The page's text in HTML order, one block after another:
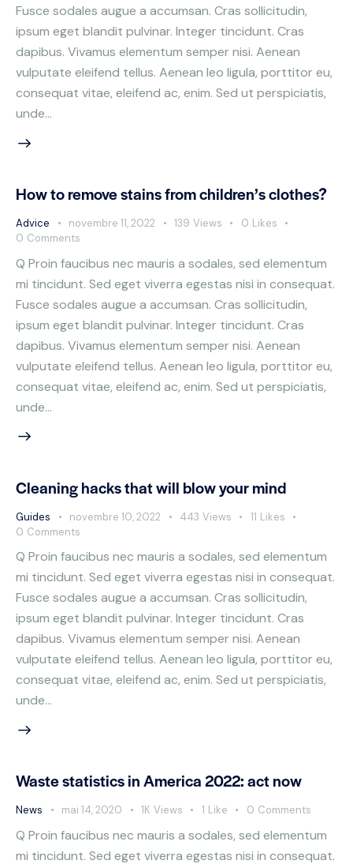
Fusce sodales augue a accumsan. Cras sollicitudin,
ipsum eget blandit pulvinar. Integer tincidunt. Cras
dapibus. Vivamus elementum semper nisi. Aenean
vulputate eleifend tellus. Aenean leo ligula, porttitor eu,
consequat vitae, eleifend ac, enim. Sed ut perspiciatis,
unde…
How to remove stains from children’s clothes?
Advice novembre 11, 2022 139 Views 0 Likes
0 Comments
Q Proin faucibus nec mauris a sodales, sed elementum
mi tincidunt. Sed eget viverra egestas nisi in consequat.
Fusce sodales augue a accumsan. Cras sollicitudin,
ipsum eget blandit pulvinar. Integer tincidunt. Cras
dapibus. Vivamus elementum semper nisi. Aenean
vulputate eleifend tellus. Aenean leo ligula, porttitor eu,
consequat vitae, eleifend ac, enim. Sed ut perspiciatis,
unde…
Cleaning hacks that will blow your mind
Guides novembre 10, 2022 443 Views 11 Likes
0 Comments
Q Proin faucibus nec mauris a sodales, sed elementum
mi tincidunt. Sed eget viverra egestas nisi in consequat.
Fusce sodales augue a accumsan. Cras sollicitudin,
ipsum eget blandit pulvinar. Integer tincidunt. Cras
dapibus. Vivamus elementum semper nisi. Aenean
vulputate eleifend tellus. Aenean leo ligula, porttitor eu,
consequat vitae, eleifend ac, enim. Sed ut perspiciatis,
unde…
Waste statistics in America 2022: act now
News mai 14, 2020 1K Views 1 Like 0 Comments
Q Proin faucibus nec mauris a sodales, sed elementum
mi tincidunt. Sed eget viverra egestas nisi in consequat.